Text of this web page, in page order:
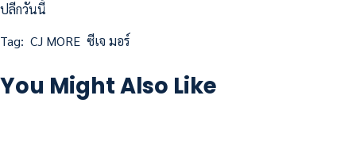
ปลีกวันนี้
Tag: CJ MORE ซีเจ มอร์
You Might Also Like